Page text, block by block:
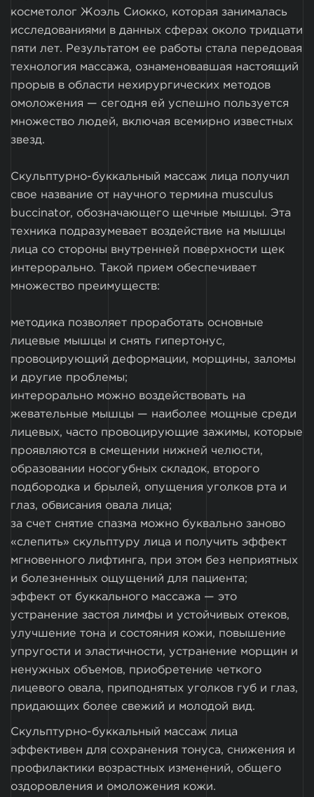
косметолог Жоэль Сиокко, которая занималась
исследованиями в данных сферах около тридцати
пяти лет. Результатом ее работы стала передовая
технология массажа, ознаменовавшая настоящий
прорыв в области нехирургических методов
омоложения — сегодня ей успешно пользуется
множество людей, включая всемирно известных
звезд.
Скульптурно-буккальный массаж лица получил
свое название от научного термина musculus
buccinator, обозначающего щечные мышцы. Эта
техника подразумевает воздействие на мышцы
лица со стороны внутренней поверхности щек
интерорально. Такой прием обеспечивает
множество преимуществ:
методика позволяет проработать основные
лицевые мышцы и снять гипертонус,
провоцирующий деформации, морщины, заломы
и другие проблемы;
интерорально можно воздействовать на
жевательные мышцы — наиболее мощные среди
лицевых, часто провоцирующие зажимы, которые
проявляются в смещении нижней челюсти,
образовании носогубных складок, второго
подбородка и брылей, опущения уголков рта и
глаз, обвисания овала лица;
за счет снятие спазма можно буквально заново
«слепить» скульптуру лица и получить эффект
мгновенного лифтинга, при этом без неприятных
и болезненных ощущений для пациента;
эффект от буккального массажа — это
устранение застоя лимфы и устойчивых отеков,
улучшение тона и состояния кожи, повышение
упругости и эластичности, устранение морщин и
ненужных объемов, приобретение четкого
лицевого овала, приподнятых уголков губ и глаз,
придающих более свежий и молодой вид.
Скульптурно-буккальный массаж лица
эффективен для сохранения тонуса, снижения и
профилактики возрастных изменений, общего
оздоровления и омоложения кожи.